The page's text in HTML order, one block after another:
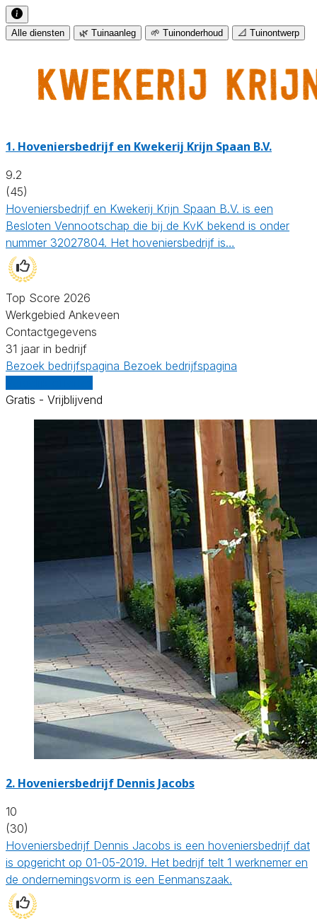
Alle diensten 🌿 Tuinaanleg 🌱 Tuinonderhoud 📐 Tuinontwerp
1. Hoveniersbedrijf en Kwekerij Krijn Spaan B.V.
9.2
(45)
Hoveniersbedrijf en Kwekerij Krijn Spaan B.V. is een
Besloten Vennootschap die bij de KvK bekend is onder
nummer 32027804. Het hoveniersbedrijf is…
Top Score 2026
Werkgebied Ankeveen
Contactgegevens
31 jaar in bedrijf
Bezoek bedrijfspagina Bezoek bedrijfspagina
Gratis - Vrijblijvend
2. Hoveniersbedrijf Dennis Jacobs
10
(30)
Hoveniersbedrijf Dennis Jacobs is een hoveniersbedrijf dat
is opgericht op 01-05-2019. Het bedrijf telt 1 werknemer en
de ondernemingsvorm is een Eenmanszaak.